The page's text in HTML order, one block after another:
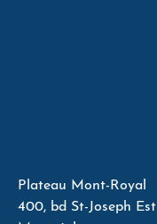
Plateau Mont-Royal
400, bd St-Joseph Est